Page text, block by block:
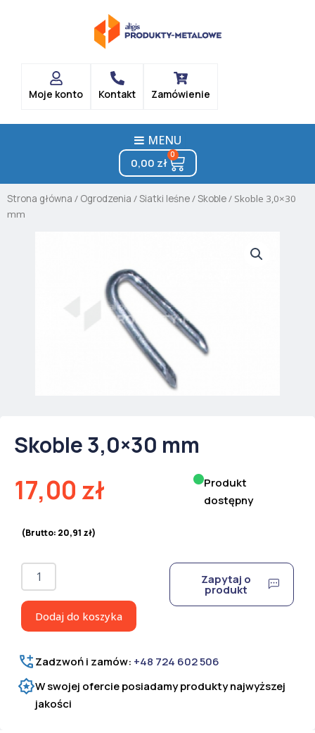
Moje konto Kontakt Zamówienie
MENU
0,00 zł
0
Cart
Strona główna / Ogrodzenia /Siatki leśne/Skoble/ Skoble 3,0×30
mm
Skoble 3,0×30 mm
17,00 zł
(Brutto: 20,91 zł)
Produkt
dostępny
ilość
Skoble
mmDodaj do koszyka
Zapytaj o
produkt
Zadzwoń i zamów: +48 724 602 506
W swojej ofercie posiadamy produkty najwyższej
jakości